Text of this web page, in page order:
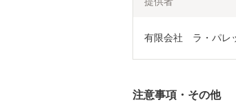
有限会社　ラ・パレ
注意事項・その他